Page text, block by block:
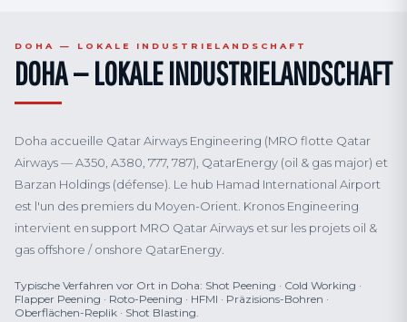
DOHA — LOKALE INDUSTRIELANDSCHAFT
DOHA — LOKALE INDUSTRIELANDSCHAFT
Doha accueille Qatar Airways Engineering (MRO flotte Qatar
Airways — A350, A380, 777, 787), QatarEnergy (oil & gas major) et
Barzan Holdings (défense). Le hub Hamad International Airport
est l'un des premiers du Moyen-Orient. Kronos Engineering
intervient en support MRO Qatar Airways et sur les projets oil &
gas offshore / onshore QatarEnergy.
Typische Verfahren vor Ort in Doha: Shot Peening · Cold Working ·
Flapper Peening · Roto-Peening · HFMI · Präzisions-Bohren ·
Oberflächen-Replik · Shot Blasting.